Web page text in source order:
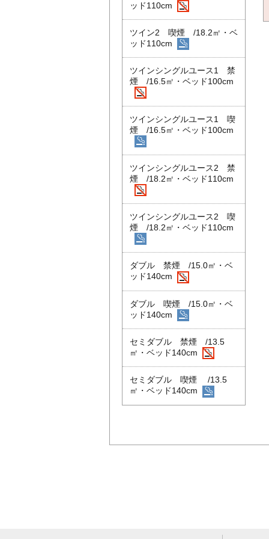
ッド110cm
ツイン2 喫煙 /18.2㎡・ベ
ッド110cm
ツインシングルユース1 禁
煙 /16.5㎡・ベッド100cm
ツインシングルユース1 喫
煙 /16.5㎡・ベッド100cm
ツインシングルユース2 禁
煙 /18.2㎡・ベッド110cm
ツインシングルユース2 喫
煙 /18.2㎡・ベッド110cm
ダブル 禁煙 /15.0㎡・ベ
ッド140cm
ダブル 喫煙 /15.0㎡・ベ
ッド140cm
セミダブル 禁煙 /13.5
㎡・ベッド140cm
セミダブル 喫煙 /13.5
㎡・ベッド140cm